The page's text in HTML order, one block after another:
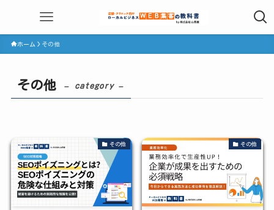
ホーム その他
その他 – category –
その他 その他